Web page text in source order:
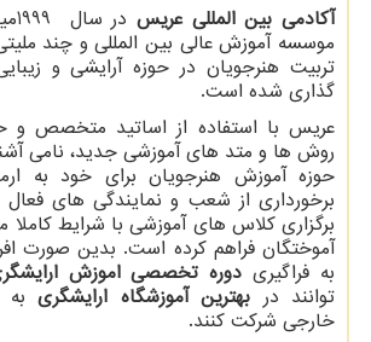
آکادمی بین المللی عریسدر سال 1999
موسسه آموزش عالی بین المللی و چند
تربیت هنرجویان در حوزه آرایشی و
گذاری شده است.
عریس با استفاده از اساتید متخصص و
روش ها و متد های آموزشی جدید، نامی
حوزه آموزش هنرجویان برای خود به
برگزاری کلاس های آموزشی با شرایط
آموختگان فراهم کرده است. بدین صورت
به فراگیری دوره تخصصی اموزش
توانند در بهترین آموزشگاه ارایشگری
خارجی شرکت کنند.